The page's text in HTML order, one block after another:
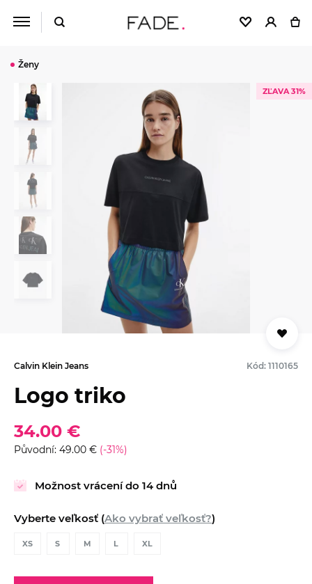
Ženy
ZĽAVA 31%
Calvin Klein Jeans Kód: 1110165
Logo triko
34.00 €
Původní: 49.00 € (-31%)
Možnost vrácení do 14 dnů
Vyberte veľkosť (Ako vybrať veľkosť?)
XS S M L XL